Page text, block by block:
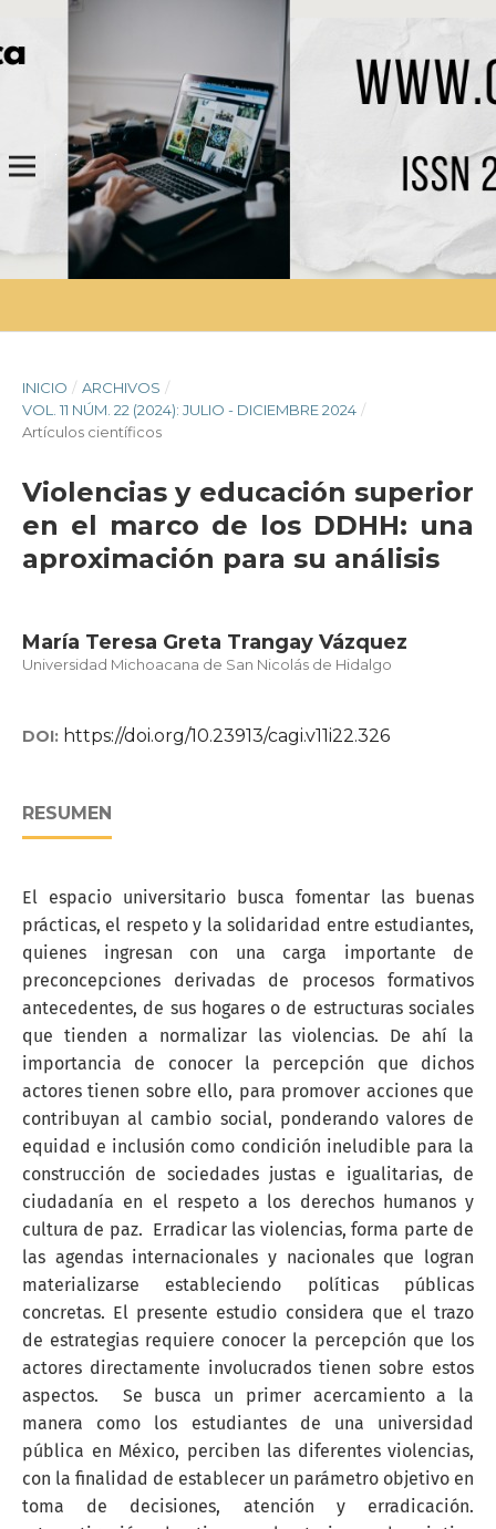
INICIO / ARCHIVOS /
VOL. 11 NÚM. 22 (2024): JULIO - DICIEMBRE 2024 /
Artículos científicos
Violencias y educación superior
en el marco de los DDHH: una
aproximación para su análisis
María Teresa Greta Trangay Vázquez
Universidad Michoacana de San Nicolás de Hidalgo
DOI: https://doi.org/10.23913/cagi.v11i22.326
RESUMEN
El espacio universitario busca fomentar las buenas
prácticas, el respeto y la solidaridad entre estudiantes,
quienes ingresan con una carga importante de
preconcepciones derivadas de procesos formativos
antecedentes, de sus hogares o de estructuras sociales
que tienden a normalizar las violencias. De ahí la
importancia de conocer la percepción que dichos
actores tienen sobre ello, para promover acciones que
contribuyan al cambio social, ponderando valores de
equidad e inclusión como condición ineludible para la
construcción de sociedades justas e igualitarias, de
ciudadanía en el respeto a los derechos humanos y
cultura de paz. Erradicar las violencias, forma parte de
las agendas internacionales y nacionales que logran
materializarse estableciendo políticas públicas
concretas. El presente estudio considera que el trazo
de estrategias requiere conocer la percepción que los
actores directamente involucrados tienen sobre estos
aspectos. Se busca un primer acercamiento a la
manera como los estudiantes de una universidad
pública en México, perciben las diferentes violencias,
con la finalidad de establecer un parámetro objetivo en
toma de decisiones, atención y erradicación.